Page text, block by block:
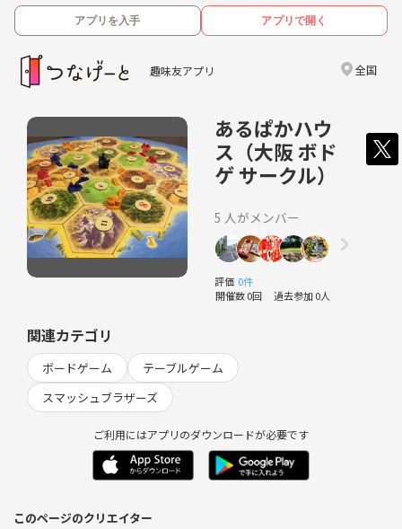
アプリを入手 アプリで開く
趣味友アプリ 全国
あるぱかハウ
ス（大阪 ボド
ゲ サークル）
5 人がメンバー
評価 0件
開催数 0回 過去参加 0人
関連カテゴリ
ボードゲーム
テーブルゲーム
スマッシュブラザーズ
ご利用にはアプリのダウンロードが必要です
このページのクリエイター